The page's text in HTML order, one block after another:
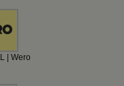
| Wero